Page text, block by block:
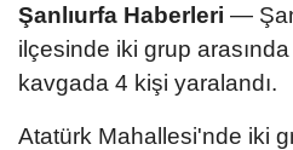
Şanlıurfa Haberleri —
ilçesinde iki grup arasında
kavgada 4 kişi yaralandı.
Atatürk Mahallesi'nde iki